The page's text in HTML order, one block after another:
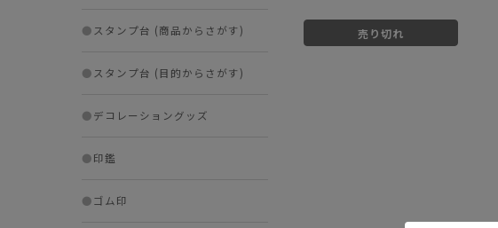
● スタンプ台 (商品からさがす)
● スタンプ台 (目的からさがす)
●デコレーショングッズ
●印鑑
●ゴム印
売り切れ